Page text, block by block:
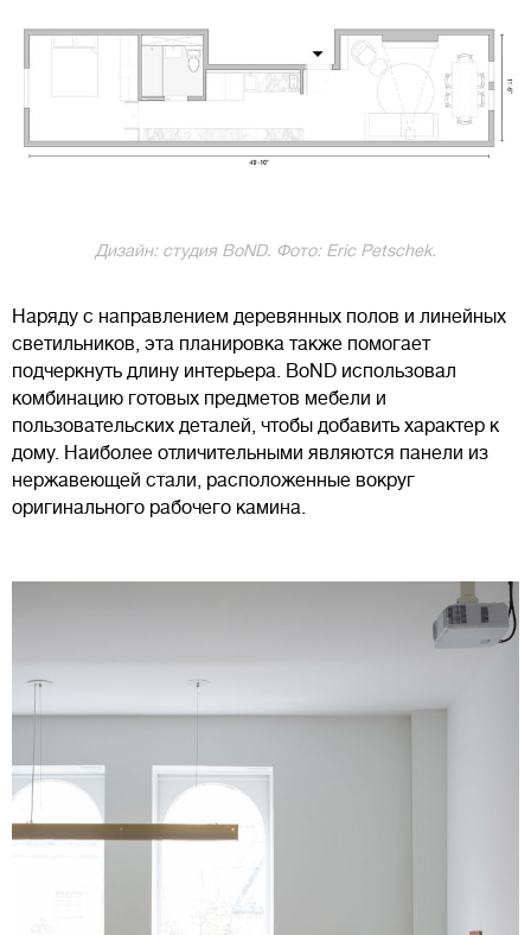
Дизайн: студия BoND. Фото: Eric Petschek.
Наряду с направлением деревянных полов и линейных
светильников, эта планировка также помогает
подчеркнуть длину интерьера. BoND использовал
комбинацию готовых предметов мебели и
пользовательских деталей, чтобы добавить характер к
дому. Наиболее отличительными являются панели из
нержавеющей стали, расположенные вокруг
оригинального рабочего камина.